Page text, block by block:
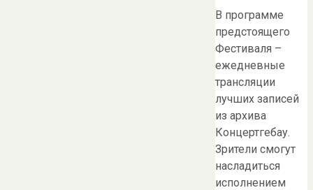
В программе
предстоящего
Фестиваля –
ежедневные
трансляции
лучших записей
из архива
Концертгебау.
Зрители смогут
насладиться
исполнением